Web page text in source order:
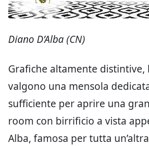
Diano D’Alba (CN)
Grafiche altamente distintive,
valgono una mensola
sufficiente per aprire una
room con birrificio a vista
Alba, famosa per tutta